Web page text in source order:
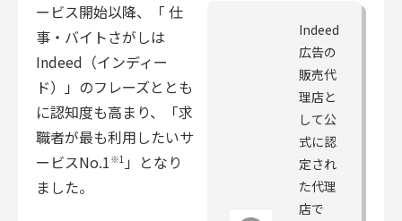
ービス開始以降、「 仕
事・バイトさがしは
Indeed（インディー
ド）」のフレーズととも
に認知度も高まり、「求
職者が最も利用したいサ
ービスNo.1 ※1 」となり
ました。
Indeed
広告の
販売代
理店と
して公
式に認
定され
た代理
店で